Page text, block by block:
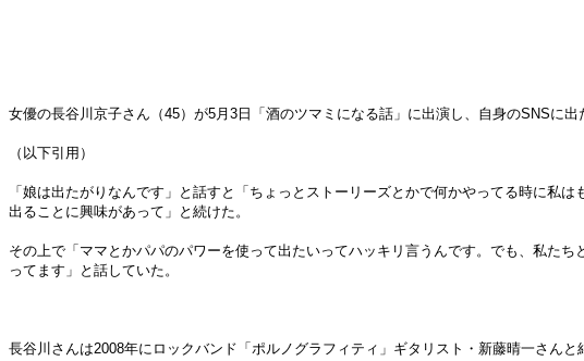
女優の長谷川京子さん（45）が5月3日「酒のツマミになる話」に出演し、自身のSNSに
（以下引用）
「娘は出たがりなんです」と話すと「ちょっとストーリーズとかで何かやってる時に私
出ることに興味があって」と続けた。
その上で「ママとかパパのパワーを使って出たいってハッキリ言うんです。でも、私た
ってます」と話していた。
長谷川さんは2008年にロックバンド「ポルノグラフィティ」ギタリスト・新藤晴一さんと